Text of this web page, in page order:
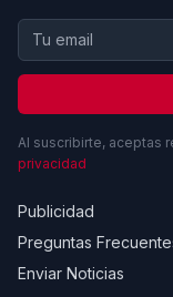
Al suscribirte, aceptas
privacidad
Publicidad
Preguntas
Enviar Noticias